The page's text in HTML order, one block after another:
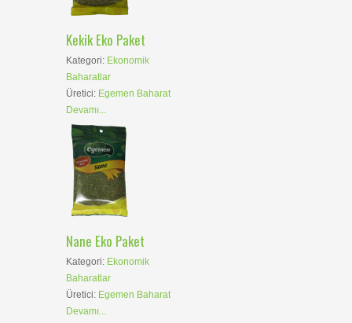
Kekik Eko Paket
Kategori: Ekonomik
Baharatlar
Üretici: Egemen Baharat
Devamı...
Nane Eko Paket
Kategori: Ekonomik
Baharatlar
Üretici: Egemen Baharat
Devamı...